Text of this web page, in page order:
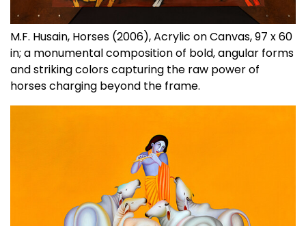
M.F. Husain, Horses (2006), Acrylic on Canvas, 97 x 60
in; a monumental composition of bold, angular forms
and striking colors capturing the raw power of
horses charging beyond the frame.